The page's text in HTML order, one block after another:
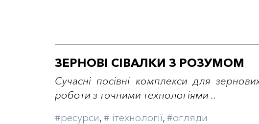
ЗЕРНОВІ СІВАЛКИ З РОЗУМОМ
Сучасні посівні комплекси для
роботи з точними технологіями ..
#ресурси, # iтехнології, #огляди